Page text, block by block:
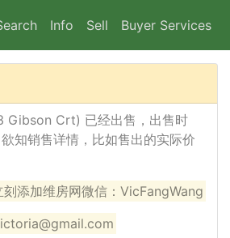
Info Sell Buyer Services
Gibson Crt) 已经出售，出售时
知销售详情，比如售出的实际价
添加维房网微信：VicFangWang